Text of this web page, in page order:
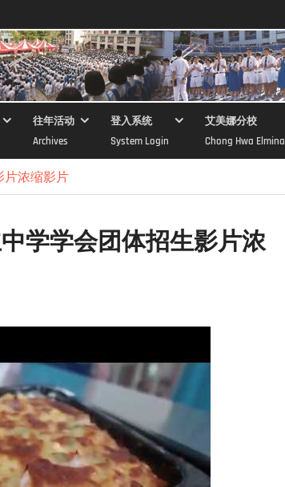
往年活动
Archives
登入系统
System Login
艾美娜分校
Chong Hwa Elmina
片浓缩影片
学学会团体招生影片浓